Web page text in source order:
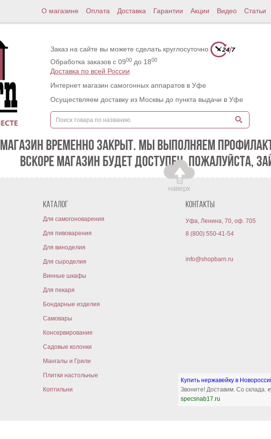
О магазине Оплата Доставка Гарантии Акции Видео Статьи
Заказ на сайте вы можете сделать круглосуточно
Обработка заказов с 0900до 1800
Доставка по всей России
Интернет магазин самогонных аппаратов в Уфе
Осуществляем доставку из Москвы до пункта выдачи в Уфе
МАГАЗИН ВРЕМЕННО ЗАКРЫТ. МЫ ВЫПОЛНЯЕМ
ВСКОРЕ МАГАЗИН БУДЕТ ДОСТУПЕН. ПОЖАЛУЙСТА,
Каталог
Для самогоноварения
Для пивоварения
Для виноделия
Для сыроделия
Винные шкафы
Для пекаря
Бондарные изделия
Самовары
Консервирование
Садовые колонки
Мангалы и Грили
Плитки настольные
Коптильни
Контакты
Уфа, Ленина, 70, оф. 705
8 (800) 550-41-54
info@shopbarn.ru
Купить нержавейку в
Звоните! Доставим. Со склада.
specsnab17.ru